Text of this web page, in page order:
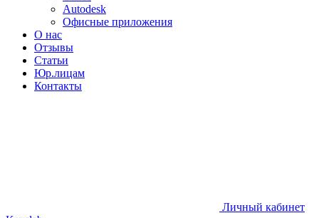
Autodesk
Офисные приложения
О нас
Отзывы
Статьи
Юр.лицам
Контакты
Личный кабинет